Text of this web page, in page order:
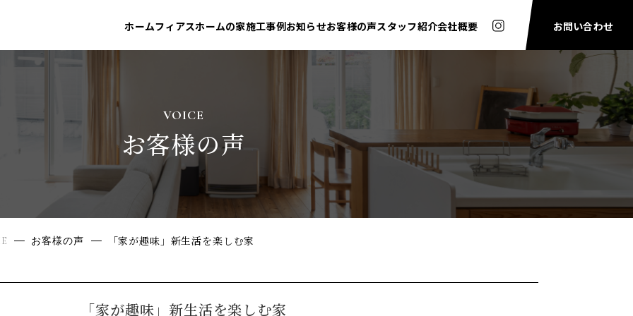
ホームフィアスホームの家施工事例お知らせお客様の声スタッフ紹介会社概要 お問い合わせ
VOICE
お客様の声
お客様の声 「家が趣味」新生活を楽しむ家
「家が趣味」新生活を楽しむ家